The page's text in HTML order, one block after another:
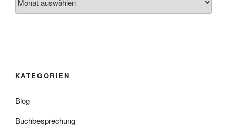
KATEGORIEN
Blog
Buchbesprechung